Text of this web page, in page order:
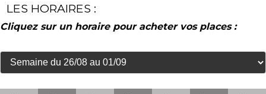
LES HORAIRES :
Cliquez sur un horaire pour acheter vos places :